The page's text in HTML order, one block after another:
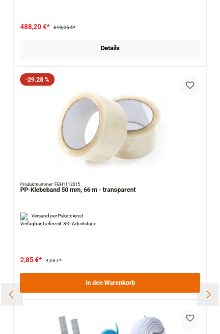
488,20 €* 610,25 €*
Details
Rabatt
-29.28 %
Produktnummer: FBH1112015
PP-Klebeband 50 mm, 66 m - transparent
Versand per Paketdienst
Verfügbar, Lieferzeit: 3-5 Arbeitstage
2,85 €* 4,03 €*
In den Warenkorb